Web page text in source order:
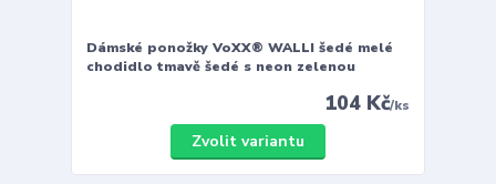
Dámské ponožky VoXX® WALLI šedé melé
chodidlo tmavě šedé s neon zelenou
104 Kč/ks
Zvolit variantu